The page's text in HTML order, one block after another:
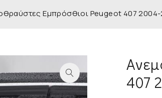
Εμπρόσθιοι Peugeot 407 2004-
407